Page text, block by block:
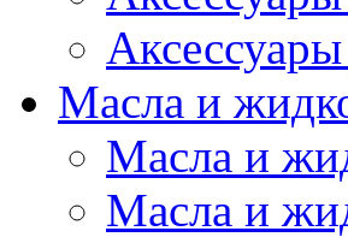
Масла и
Масла и
Масла и